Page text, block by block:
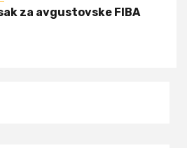
za avgustovske FIBA